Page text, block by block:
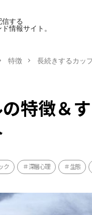
する
情報サイト。
特徴 長続きするカッ
特徴＆
ク 深層心理 生態